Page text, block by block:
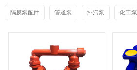
隔膜泵配件 管道泵 排污泵 化工泵